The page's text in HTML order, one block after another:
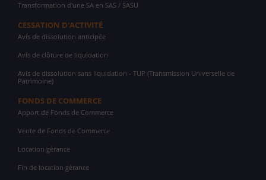
Transformation d'une SA en SAS / SASU
CESSATION D'ACTIVITÉ
Avis de dissolution anticipée
Avis de clôture de liquidation
Avis de dissolution sans liquidation - TUP (Transmission Universelle de
Patrimoine)
FONDS DE COMMERCE
Apport de Fonds de Commerce
Vente de Fonds de Commerce
Location gérance
Fin de location gérance